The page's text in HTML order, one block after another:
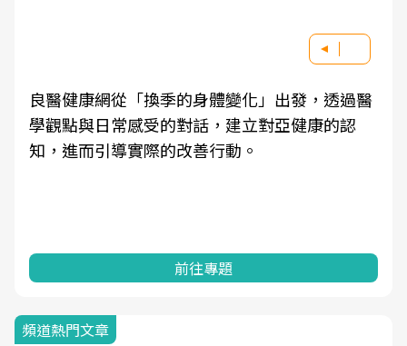
良醫健康網從「換季的身體變化」出發，透過醫
學觀點與日常感受的對話，建立對亞健康的認
知，進而引導實際的改善行動。
前往專題
頻道熱門文章